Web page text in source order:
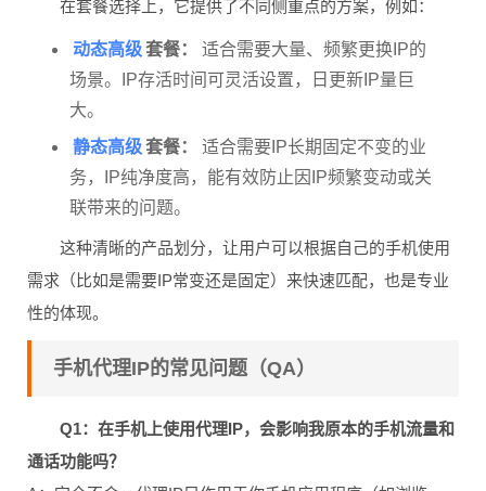
在套餐选择上，它提供了不同侧重点的方案，例如：
动态高级套餐：
适合需要大量、频繁更换IP的
场景。IP存活时间可灵活设置，日更新IP量巨
大。
静态高级套餐：
适合需要IP长期固定不变的业
务，IP纯净度高，能有效防止因IP频繁变动或关
联带来的问题。
这种清晰的产品划分，让用户可以根据自己的手机使用
需求（比如是需要IP常变还是固定）来快速匹配，也是专业
性的体现。
手机代理IP的常见问题（QA）
Q1：在手机上使用代理IP，会影响我原本的手机流量和
通话功能吗？